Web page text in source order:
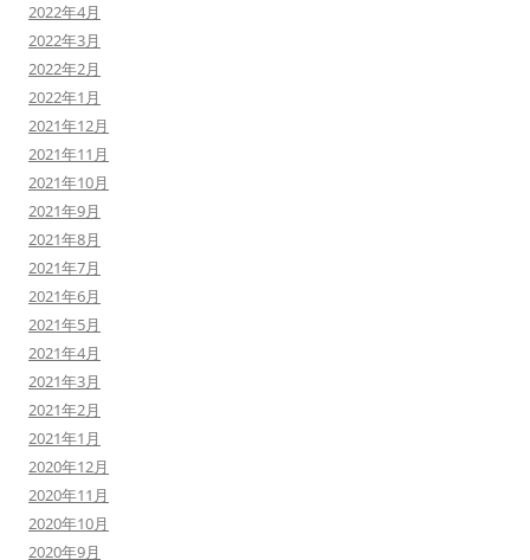
2022年4月
2022年3月
2022年2月
2022年1月
2021年12月
2021年11月
2021年10月
2021年9月
2021年8月
2021年7月
2021年6月
2021年5月
2021年4月
2021年3月
2021年2月
2021年1月
2020年12月
2020年11月
2020年10月
2020年9月